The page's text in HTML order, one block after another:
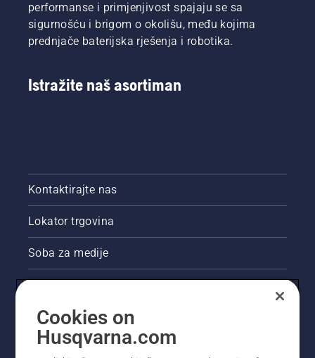
performanse i primjenjivost spajaju se sa
sigurnošću i brigom o okolišu, među kojima
prednjače baterijska rješenja i robotika.
Istražite naš asortiman
Kontaktirajte nas
Lokator trgovina
Soba za medije
Akcije
Pravne informacije o proizvodu
Ostale stranice tvrtke Husqvarna
Cookies on
Husqvarna.com